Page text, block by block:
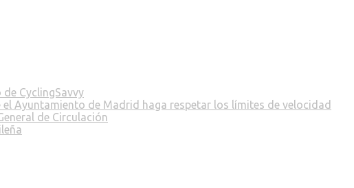
CyclingSavvy
Ayuntamiento de Madrid haga respetar los límites de velocidad
de Circulación